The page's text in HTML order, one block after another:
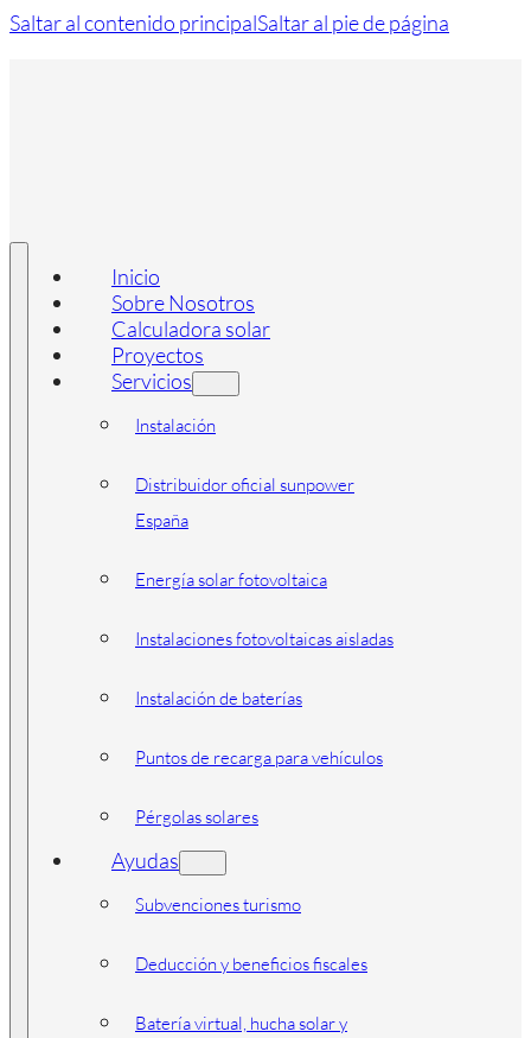
Saltar al contenido principalSaltar al pie de página
Inicio
Sobre Nosotros
Calculadora solar
Proyectos
Servicios
Instalación
Distribuidor oficial sunpower
España
Energía solar fotovoltaica
Instalaciones fotovoltaicas aisladas
Instalación de baterías
Puntos de recarga para vehículos
Pérgolas solares
Ayudas
Subvenciones turismo
Deducción y beneficios fiscales
Batería virtual, hucha solar y